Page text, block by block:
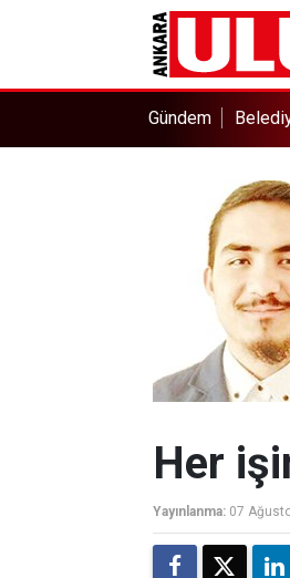
Gündem
Her
Yayınlanma: 07